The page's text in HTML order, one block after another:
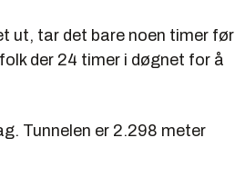
ut, tar det bare noen timer før
der 24 timer i døgnet for å
Tunnelen er 2.298 meter